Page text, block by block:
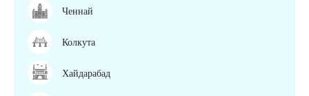
Ченнай
Колкута
Хайдарабад